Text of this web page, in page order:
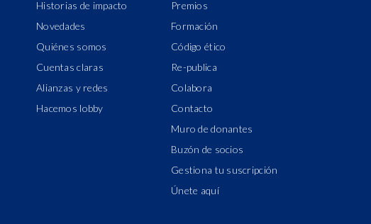
Historias de impacto
Novedades
Quiénes somos
Cuentas claras
Alianzas y redes
Hacemos lobby
Premios
Formación
Código ético
Re-publica
Colabora
Contacto
Muro de donantes
Buzón de socios
Gestiona tu suscripción
Únete aquí